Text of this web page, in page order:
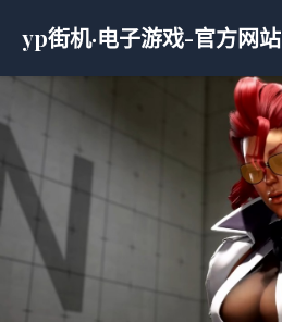
yp街机·电子游戏-官方网站